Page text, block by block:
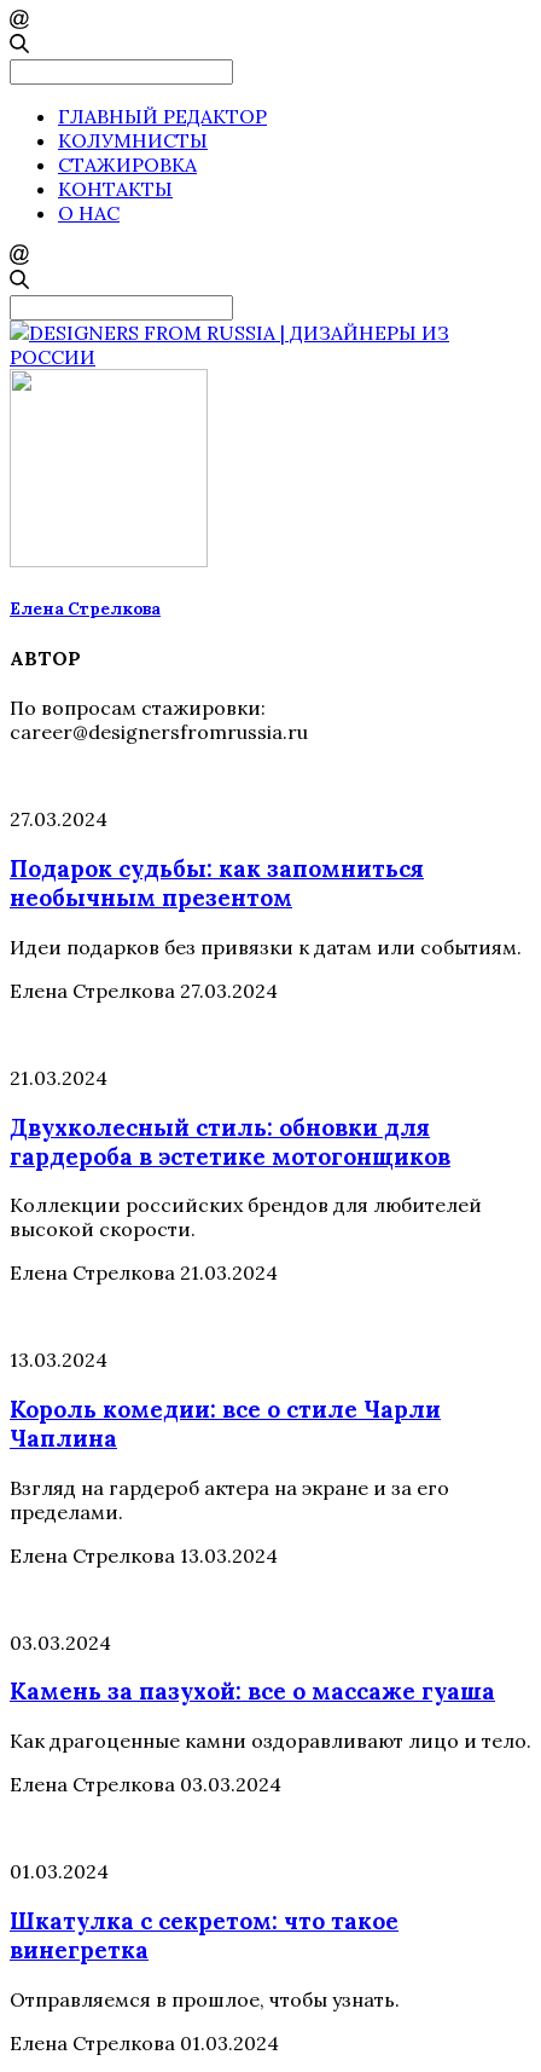
ГЛАВНЫЙ РЕДАКТОР
КОЛУМНИСТЫ
СТАЖИРОВКА
КОНТАКТЫ
О НАС
Search
for:
Елена Стрелкова
АВТОР
По вопросам стажировки:
career@designersfromrussia.ru
27.03.2024
Подарок судьбы: как запомниться
необычным презентом
Идеи подарков без привязки к датам или событиям.
Елена Стрелкова 27.03.2024
21.03.2024
Двухколесный стиль: обновки для
гардероба в эстетике мотогонщиков
Коллекции российских брендов для любителей
высокой скорости.
Елена Стрелкова 21.03.2024
13.03.2024
Король комедии: все о стиле Чарли
Чаплина
Взгляд на гардероб актера на экране и за его
пределами.
Елена Стрелкова 13.03.2024
03.03.2024
Камень за пазухой: все о массаже гуаша
Как драгоценные камни оздоравливают лицо и тело.
Елена Стрелкова 03.03.2024
01.03.2024
Шкатулка с секретом: что такое
винегретка
Отправляемся в прошлое, чтобы узнать.
Елена Стрелкова 01.03.2024